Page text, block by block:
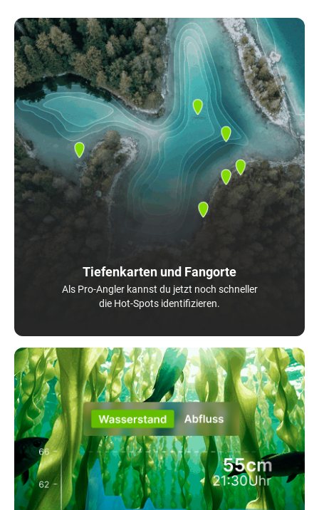
Tiefenkarten und Fangorte
Als Pro-Angler kannst du jetzt noch schneller
die Hot-Spots identifizieren.